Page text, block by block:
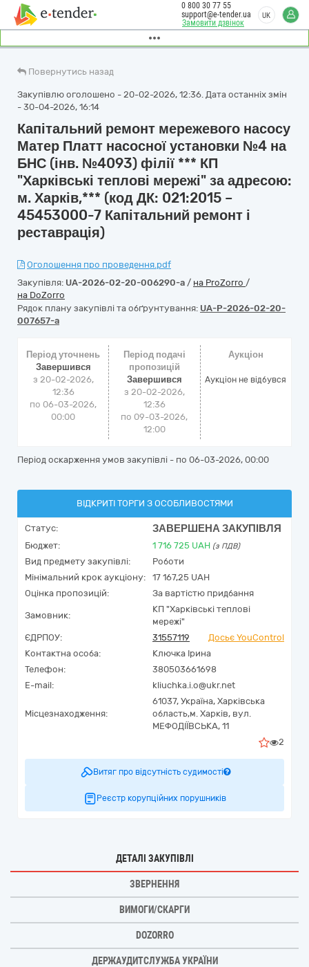
Замовити дзвінок
0 800 30 77 55
support@e-tender.ua
UK
Повернутись назад
Закупівлю оголошено - 20-02-2026, 12:36. Дата останніх змін
- 30-04-2026, 16:14
Капітальний ремонт мережевого насосу
Матер Платт насосної установки №4 на
БНС (інв. №4093) філії *** КП
"Харківські теплові мережі" за адресою:
м. Харків,*** (код ДК: 021:2015 –
45453000-7 Капітальний ремонт і
реставрація)
Оголошення про проведення.pdf
Закупівля: UA-2026-02-20-006290-a / на ProZorro /
на DoZorro
Рядок плану закупівлі та обґрунтування: UA-P-2026-02-20-
007657-a
Період уточнень
Завершився
з 20-02-2026,
12:36
по 06-03-2026,
00:00
Період подачі
пропозицій
Завершився
з 20-02-2026,
12:36
по 09-03-2026,
12:00
Аукціон
Аукціон не відбувся
Період оскарження умов закупівлі - по 06-03-2026, 00:00
ВІДКРИТІ ТОРГИ З ОСОБЛИВОСТЯМИ
Статус: ЗАВЕРШЕНА ЗАКУПІВЛЯ
Бюджет: 1 716 725 UAH (з ПДВ)
Вид предмету закупівлі:
Роботи
Мінімальний крок аукціону:
17 167,25 UAH
Оцінка пропозицій:
За вартістю придбання
Замовник:
КП "Харківські теплові
мережі"
ЄДРПОУ:
31557119
Досьє YouControl
Контактна особа:
Ключка Ірина
Телефон:
380503661698
E-mail:
kliuchka.i.o@ukr.net
Місцезнаходження:
61037, Україна, Харківська
область,м. Харків, вул.
МЕФОДІЇВСЬКА, 11
2
Витяг про відсутність судимості
Реєстр корупційних порушників
ДЕТАЛІ ЗАКУПІВЛІ
ЗВЕРНЕННЯ
ВИМОГИ/СКАРГИ
DOZORRO
ДЕРЖАУДИТСЛУЖБА УКРАЇНИ